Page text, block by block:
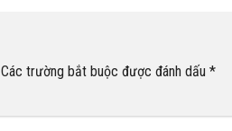
Các trường bắt buộc được đánh dấu *